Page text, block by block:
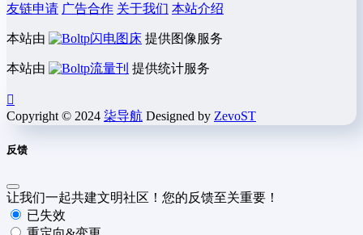
友链申请 广告合作 关于我们 本站介绍
本站由 闪电图床 提供图像服务
本站由 流量刊 提供统计服务
Copyright © 2024 柒导航 Designed by ZevoST
反馈
让我们一起共建文明社区！您的反馈至关重要！
已失效